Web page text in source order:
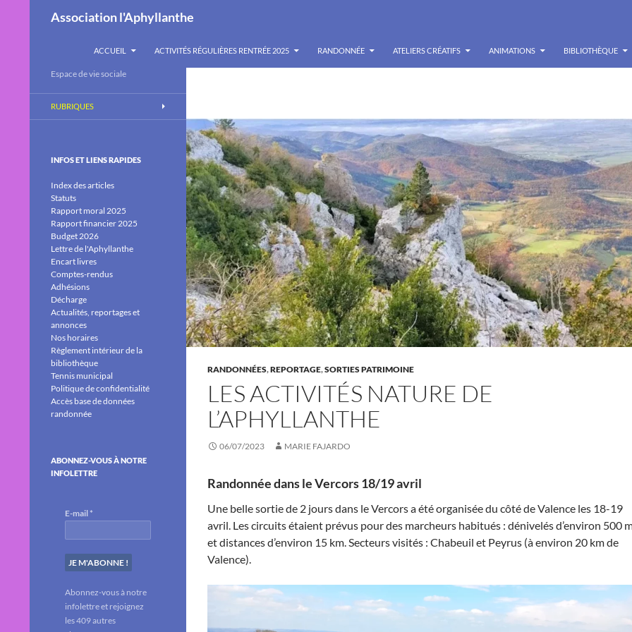
Association l'Aphyllanthe
ACCUEIL
ACTIVITÉS RÉGULIÈRES RENTRÉE 2025 RANDONNÉE ATELIERS CRÉATIFS ANIMATIONS BIBLIOTHÈQUE
RANDONNÉES,REPORTAGE,SORTIES PATRIMOINE
LES ACTIVITÉS NATURE DE
L’APHYLLANTHE
06/07/2023 MARIE FAJARDO
Randonnée dans le Vercors 18/19 avril
Une belle sortie de 2 jours dans le Vercors a été organisée du côté de Valence les 18-19
avril. Les circuits étaient prévus pour des marcheurs habitués : dénivelés d’environ 500
et distances d’environ 15 km. Secteurs visités : Chabeuil et Peyrus (à environ 20 km de
Valence).
Espace de vie sociale
RUBRIQUES
INFOS ET LIENS RAPIDES
Index des articles
Statuts
Rapport moral 2025
Rapport financier 2025
Budget 2026
Lettre de l'Aphyllanthe
Encart livres
Comptes-rendus
Adhésions
Décharge
Actualités, reportages et
annonces
Nos horaires
Règlement intérieur de la
bibliothèque
Tennis municipal
Politique de confidentialité
Accès base de données
randonnée
ABONNEZ-VOUS À NOTRE
INFOLETTRE
E-mail*
Abonnez-vous à notre
infolettre et rejoignez
les 409 autres